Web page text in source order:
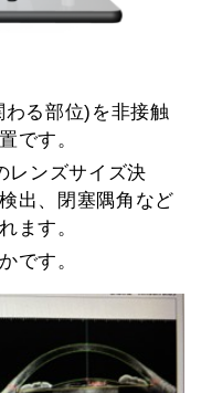
る部位)を非接触
です。
レンズサイズ決
出、閉塞隅角など
ます。
です。